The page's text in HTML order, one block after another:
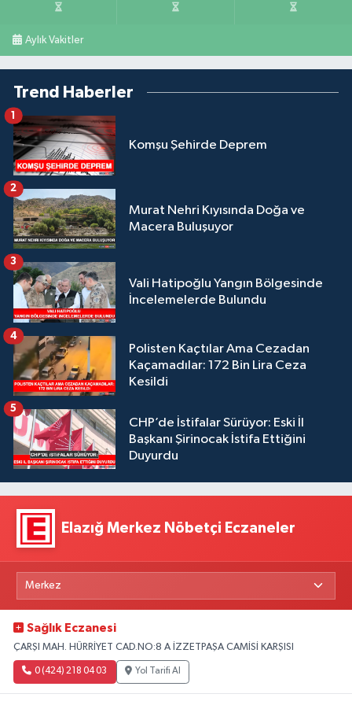
Aylık Vakitler
Trend Haberler
Komşu Şehirde Deprem
1
Murat Nehri Kıyısında Doğa ve
Macera Buluşuyor
2
Vali Hatipoğlu Yangın Bölgesinde
İncelemelerde Bulundu
3
Polisten Kaçtılar Ama Cezadan
Kaçamadılar: 172 Bin Lira Ceza
Kesildi
4
CHP’de İstifalar Sürüyor: Eski İl
Başkanı Şirinocak İstifa Ettiğini
Duyurdu
5
Elazığ Merkez Nöbetçi Eczaneler
Sağlık Eczanesi
ÇARŞI MAH. HÜRRİYET CAD.NO:8 A İZZETPAŞA CAMİSİ KARŞISI
0 (424) 218 04 03 Yol Tarifi Al